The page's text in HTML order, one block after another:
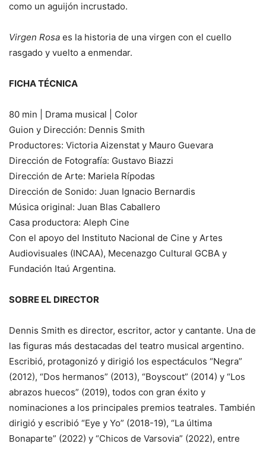
como un aguijón incrustado.
Virgen Rosa es la historia de una virgen con el cuello
rasgado y vuelto a enmendar.
FICHA TÉCNICA
80 min | Drama musical | Color
Guion y Dirección: Dennis Smith
Productores: Victoria Aizenstat y Mauro Guevara
Dirección de Fotografía: Gustavo Biazzi
Dirección de Arte: Mariela Rípodas
Dirección de Sonido: Juan Ignacio Bernardis
Música original: Juan Blas Caballero
Casa productora: Aleph Cine
Con el apoyo del Instituto Nacional de Cine y Artes
Audiovisuales (INCAA), Mecenazgo Cultural GCBA y
Fundación Itaú Argentina.
SOBRE EL DIRECTOR
Dennis Smith es director, escritor, actor y cantante. Una de
las figuras más destacadas del teatro musical argentino.
Escribió, protagonizó y dirigió los espectáculos “Negra”
(2012), “Dos hermanos” (2013), “Boyscout” (2014) y “Los
abrazos huecos” (2019), todos con gran éxito y
nominaciones a los principales premios teatrales. También
dirigió y escribió “Eye y Yo” (2018-19), “La última
Bonaparte” (2022) y “Chicos de Varsovia” (2022), entre